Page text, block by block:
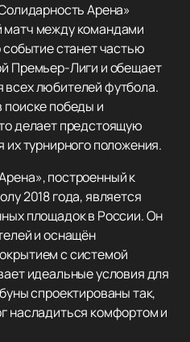
Арена»
матч между командами
станет частью
Премьер-Лиги и обещает
любителей футбола.
победы и
делает предстоящую
их турнирного положения.
построенный к
2018 года, является
площадок в России. Он
и оснащён
с системой
идеальные условия для
спроектированы так,
насладиться комфортом и